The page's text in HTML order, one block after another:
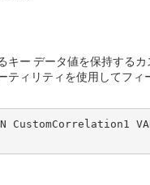
キー データ値を保持するカ
ティリティを使用してフィ
CustomCorrelation1